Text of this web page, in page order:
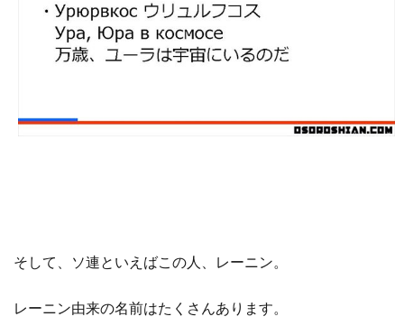
そして、ソ連といえばこの人、レーニン。
レーニン由来の名前はたくさんあります。